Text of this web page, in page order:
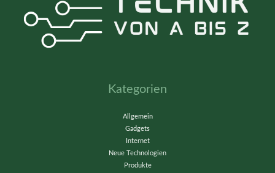
Kategorien
Allgemein
Gadgets
Internet
Neue Technologien
Produkte